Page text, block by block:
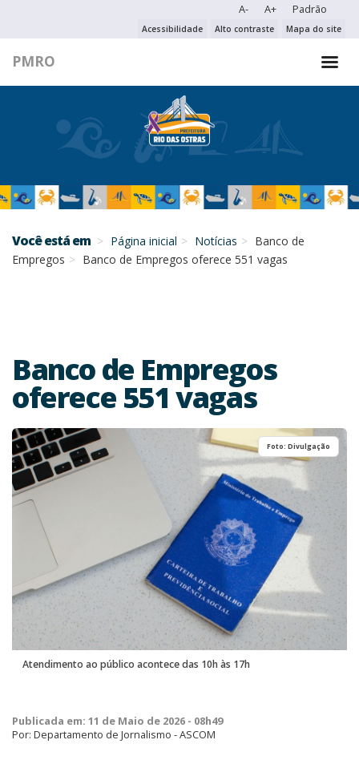
A- A+ Padrão
Acessibilidade Alto contraste Mapa do site
PMRO
PESQUISAR NO PORTAL
PESQUISAR
Você está em Página inicial Notícias
Banco de
Empregos
Banco de Empregos oferece 551 vagas
Banco de Empregos
oferece 551 vagas
Foto: Divulgação
Atendimento ao público acontece das 10h às 17h
Publicada em: 11 de Maio de 2026 - 08h49
Por: Departamento de Jornalismo - ASCOM